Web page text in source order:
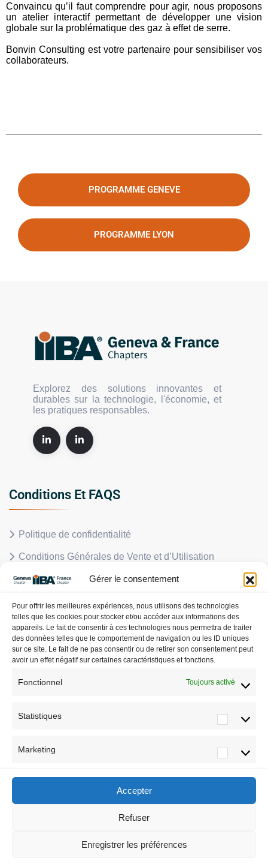
Gérer le consentement
Pour offrir les meilleures expériences, nous utilisons des technologies
telles que les cookies pour stocker et/ou accéder aux informations des
appareils. Le fait de consentir à ces technologies nous permettra de traiter
des données telles que le comportement de navigation ou les ID uniques
sur ce site. Le fait de ne pas consentir ou de retirer son consentement peut
avoir un effet négatif sur certaines caractéristiques et fonctions.
Fonctionnel Toujours activé
Statistiques
Marketing
Accepter
Refuser
Enregistrer les préférences
Convaincu qu’il faut comprendre pour agir, nous proposons
un atelier interactif permettant de développer une vision
globale sur la problématique des gaz à effet de serre.
Bonvin Consulting est votre partenaire pour sensibiliser vos
collaborateurs.
PROGRAMME GENEVE
PROGRAMME LYON
Explorez des solutions innovantes et
durables sur la technologie, l'économie, et
les pratiques responsables.
Conditions Et FAQS
Politique de confidentialité
Conditions Générales de Vente et d’Utilisation
Politique en matière de remboursements et de retours
FAQS
Politique de cookies (UE)
A Propos
IIBA Geneva
Copyright
Geneva
IIBA
France .